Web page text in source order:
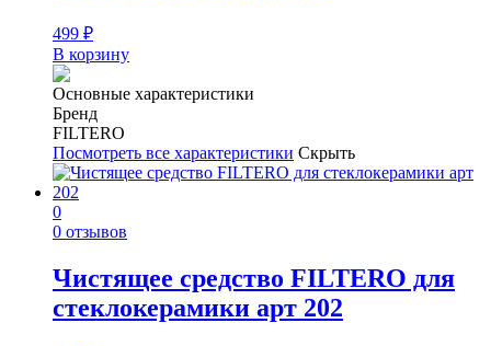
499 ₽
В корзину
Основные характеристики
Бренд
FILTERO
Посмотреть все характеристики Скрыть
0
0 отзывов
Чистящее средство FILTERO для
стеклокерамики арт 202